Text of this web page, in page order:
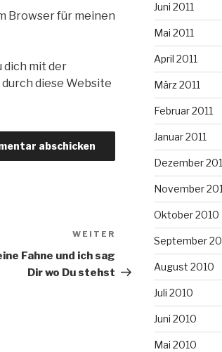
Browser für meinen
dich mit der
diese Website
Nächster
Beitrag
WEITER
Fahne und ich sag
Dir wo Du stehst
Juni 2011
Mai 2011
April 2011
März 2011
Februar 2011
Januar 2011
Dezember
November
Oktober 2010
September
August 2010
Juli 2010
Juni 2010
Mai 2010